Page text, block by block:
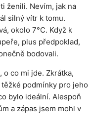
ženili. Nevím, jak na
silný vítr k tomu.
okolo 7°C. Když k
plus předpoklad,
bodovali.
o co mi jde. Zkrátka,
podmínky pro jeho
bylo ideální. Alespoň
a zápas jsem mohl v